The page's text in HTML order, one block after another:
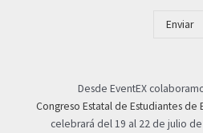
Enviar
Desde EventEX
Congreso Estatal de Estudiantes de
celebrará del 19 al 22 de julio